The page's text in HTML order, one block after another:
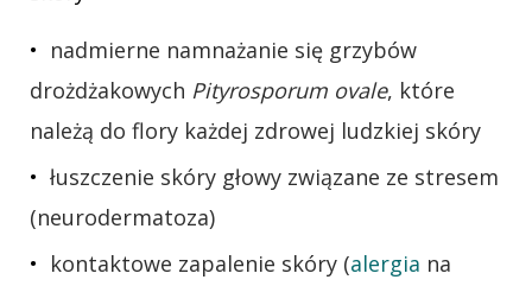
nadmierne namnażanie się grzybów
drożdżakowych Pityrosporum ovale, które
należą do flory każdej zdrowej ludzkiej skóry
łuszczenie skóry głowy związane ze stresem
(neurodermatoza)
kontaktowe zapalenie skóry (alergia na